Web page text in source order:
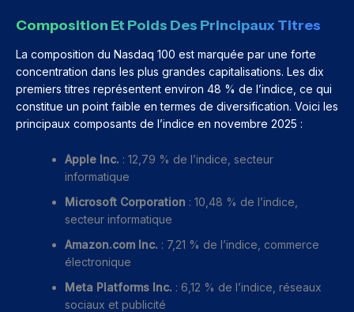
Composition Et Poids Des Principaux Titres
La composition du Nasdaq 100 est marquée par une forte
concentration dans les plus grandes capitalisations. Les dix
premiers titres représentent environ 48 % de l’indice, ce qui
constitue un point faible en termes de diversification. Voici les
principaux composants de l’indice en novembre 2025 :
Apple Inc. : 12,79 % de l’indice, secteur
informatique
Microsoft Corporation : 10,48 % de l’indice,
secteur informatique
Amazon.com Inc. : 7,21 % de l’indice, commerce
électronique
Meta Platforms Inc. : 6,12 % de l’indice, réseaux
sociaux et publicité